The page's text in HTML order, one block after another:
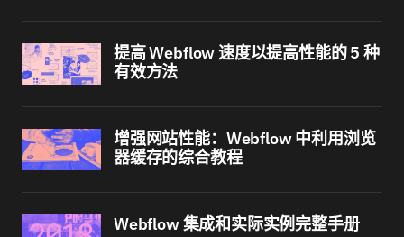
提高 Webflow 速度以提高性能的 5 种
有效方法
增强网站性能：Webflow 中利用浏览
器缓存的综合教程
Webflow 集成和实际实例完整手册